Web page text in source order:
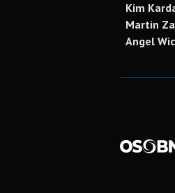
Kim
Martin
Angel